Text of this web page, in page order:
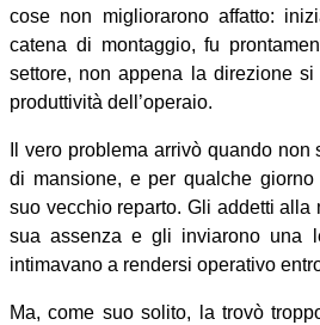
cose non migliorarono affatto:
catena di montaggio, fu
settore, non appena la direzione
produttività dell’operaio.
Il vero problema arrivò quando
di mansione, e per qualche
suo vecchio reparto. Gli addetti alla
sua assenza e gli inviarono una
intimavano a rendersi operativo
Ma, come suo solito, la trovò